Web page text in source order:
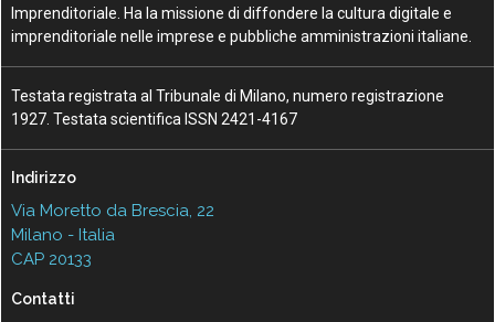
Imprenditoriale. Ha la missione di diffondere la cultura digitale e
imprenditoriale nelle imprese e pubbliche amministrazioni italiane.
Testata registrata al Tribunale di Milano, numero registrazione
1927. Testata scientifica ISSN 2421-4167
Indirizzo
Via Moretto da Brescia, 22
Milano - Italia
CAP 20133
Contatti